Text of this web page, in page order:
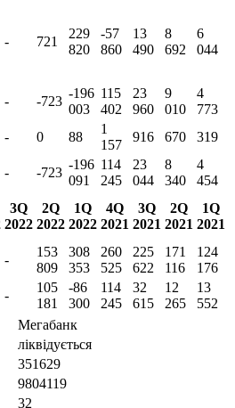
- 721
229
820
-57
860
13
490
8
692
6
044
- -723
-196
003
115
402
23
960
9
010
4
773
- 0 88
1
157
916 670 319
- -723
-196
091
114
245
23
044
8
340
4
454
3Q
2022
2Q
2022
1Q
2022
4Q
2021
3Q
2021
2Q
2021
1Q
2021
-
153
809
308
353
260
525
225
622
171
116
124
176
-
105
181
-86
300
114
245
32
615
12
265
13
552
Мегабанк
ліквідується
351629
9804119
32